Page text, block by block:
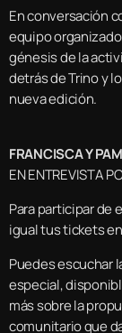
En conversación
equipo
génesis de la
detrás de Trino y
nueva edición.
FRANCISCA Y
EN ENTREVISTA
Para participar de
igual tus tickets
Puedes escuchar
especial,
más sobre la
comunitario que